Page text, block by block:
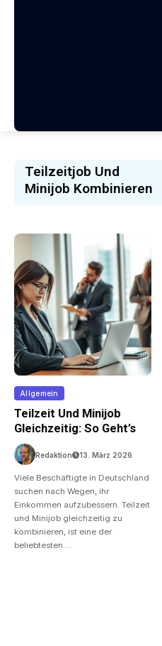
Teilzeitjob Und
Minijob Kombinieren
Allgemein
Teilzeit Und Minijob
Gleichzeitig: So Geht’s
Redaktion 13. März 2026
Viele Beschäftigte in Deutschland
suchen nach Wegen, ihr
Einkommen aufzubessern. Teilzeit
und Minijob gleichzeitig zu
kombinieren, ist eine der
beliebtesten…